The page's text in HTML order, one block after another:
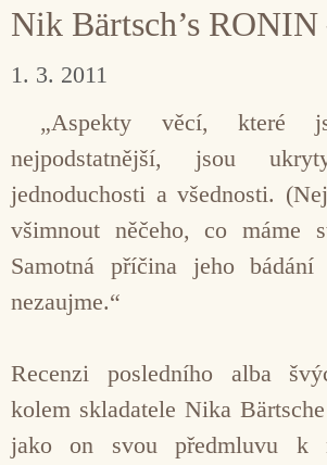
Nik Bärtsch’s
1. 3. 2011
„Aspekty věcí, které
nejpodstatnější, jsou
jednoduchosti a všednosti.
všimnout něčeho, co máme
Samotná příčina jeho bádání
nezaujme.“
Recenzi posledního alba
kolem skladatele Nika
jako on svou předmluvu k